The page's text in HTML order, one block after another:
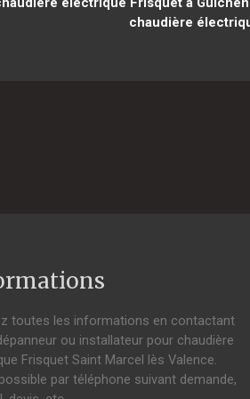
chaudière
toutes les informations en contactant
ou installateur pour chaudière
Frisquet Saint Marcel lès Valence.
par téléphone suivant demande,